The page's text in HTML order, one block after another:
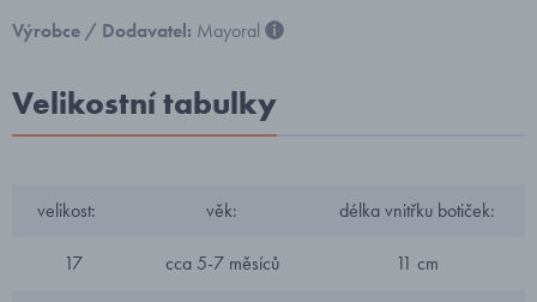
Výrobce / Dodavatel: Mayoral
Velikostní tabulky
velikost: věk: délka vnitřku botiček:
17 cca 5-7 měsíců 11 cm